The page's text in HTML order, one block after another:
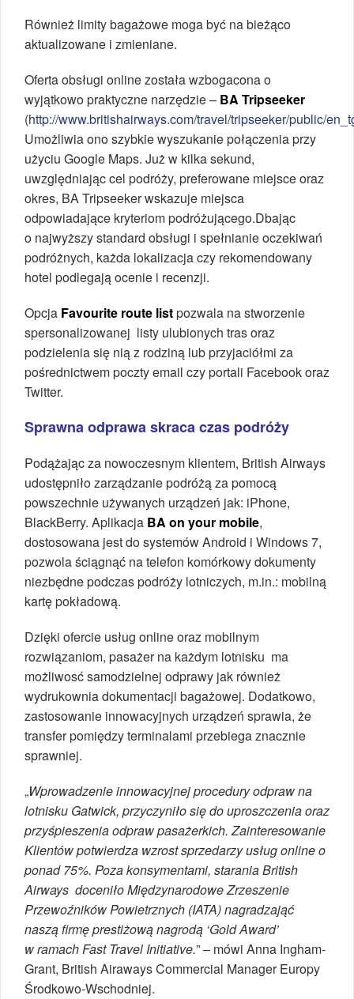
Również limity bagażowe moga być na bieżąco
aktualizowane i zmieniane.
Oferta obsługi online została wzbogacona o
wyjątkowo praktyczne narzędzie – BA Tripseeker
(http://www.britishairways.com/travel/tripseeker/public/
Umożliwia ono szybkie wyszukanie połączenia przy
użyciu Google Maps. Już w kilka sekund,
uwzględniając cel podróży, preferowane miejsce oraz
okres, BA Tripseeker wskazuje miejsca
odpowiadające kryteriom podróżującego.Dbając
o najwyższy standard obsługi i spełnianie oczekiwań
podróżnych, każda lokalizacja czy rekomendowany
hotel podlegają ocenie i recenzji.
Opcja Favourite route listpozwala na stworzenie
spersonalizowanej listy ulubionych tras oraz
podzielenia się nią z rodziną lub przyjaciółmi za
pośrednictwem poczty email czy portali Facebook oraz
Twitter.
Sprawna odprawa skraca czas podróży
Podążając za nowoczesnym klientem, British Airways
udostępniło zarządzanie podróżą za pomocą
powszechnie używanych urządzeń jak: iPhone,
BlackBerry. Aplikacja BA on your mobile,
dostosowana jest do systemów Android i Windows 7,
pozwola ściągnąć na telefon komórkowy dokumenty
niezbędne podczas podróży lotniczych, m.in.: mobilną
kartę pokładową.
Dzięki ofercie usług online oraz mobilnym
rozwiązaniom, pasażer na każdym lotnisku ma
możliwosć samodzielnej odprawy jak również
wydrukownia dokumentacji bagażowej. Dodatkowo,
zastosowanie innowacyjnych urządzeń sprawia, że
transfer pomiędzy terminalami przebiega znacznie
sprawniej.
„Wprowadzenie innowacyjnej procedury odpraw na
lotnisku Gatwick, przyczyniło się do uproszczenia oraz
przyśpieszenia odpraw pasażerkich. Zainteresowanie
Klientów potwierdza wzrost sprzedarzy usług online o
ponad75%. Poza konsymentami, starania British
Airways doceniło Międzynarodowe Zrzeszenie
Przewoźników Powietrznych (IATA) nagradzająć
naszą firmę prestiżową nagrodą ‘Gold Award’
w ramach Fast Travel Initiative.” – mówi Anna Ingham-
Grant, British Airaways Commercial Manager Europy
Środkowo-Wschodniej.